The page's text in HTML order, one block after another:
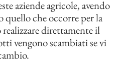
aziende agricole, avendo
che occorre per la
direttamente il
vengono scambiati se vi